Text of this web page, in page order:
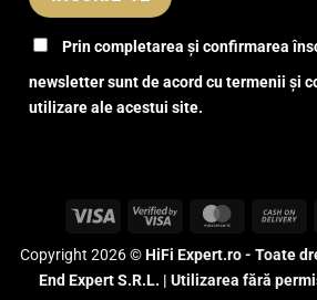
Prin completarea și confirmarea
newsletter sunt de acord cu termenii și
utilizare ale acestui site.
Visa
Visa
MasterCard
Copyright 2026 ©HiFi Expert.ro - Toate
End Expert S.R.L. | Utilizarea fără